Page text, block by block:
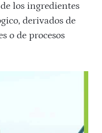
los ingredientes
derivados de
o de procesos